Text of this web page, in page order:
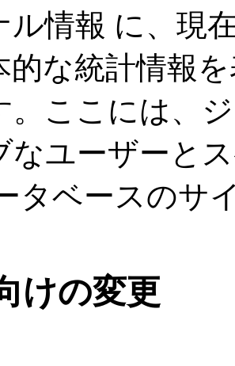
ル情報 に、現
的な統計情報
。ここには、
なユーザーと
タベースのサ
けの変更